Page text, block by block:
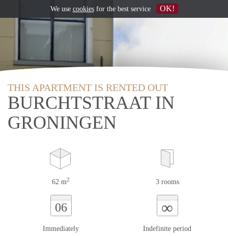
THIS APARTMENT IS RENTED OUT
BURCHTSTRAAT IN
GRONINGEN
62 m2 3 rooms
06
Immediately
∞
Indefinite period
We use cookiesfor the best service OK!